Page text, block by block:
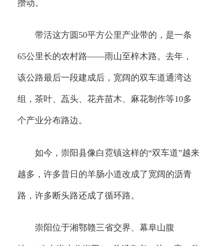
攒动。
带活这方圆50平方公里产业带的，是一条
65公里长的农村路——雨山至梓木路。去年，
该公路最后一段建成后，宽阔的双车道通湾达
组，茶叶、藠头、花卉苗木、麻花制作等10多
个产业分布路边。
如今，崇阳县像白霓镇这样的“双车道”越来
越多，许多昔日的羊肠小道改成了宽阔的沥青
路，许多断头路还成了循环路。
崇阳位于湘鄂赣三省交界、幕阜山腹